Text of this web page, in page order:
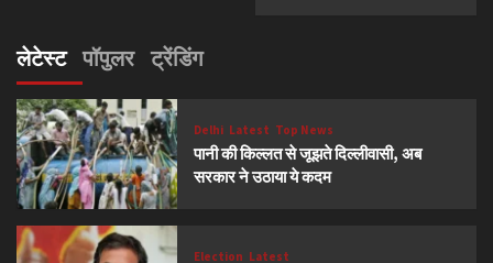
लेटेस्ट पॉपुलर ट्रेंडिंग
Delhi Latest Top News
पानी की किल्लत से जूझते दिल्लीवासी, अब
सरकार ने उठाया ये कदम
Election Latest